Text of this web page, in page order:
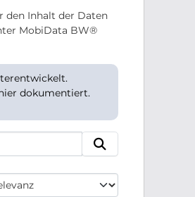
den Inhalt der Daten
MobiData BW®
dokumentiert.